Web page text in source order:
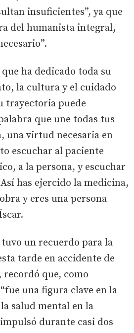
insuficientes”, ya que
del humanista integral,
ha dedicado toda su
la cultura y el cuidado
trayectoria puede
que une todas tus
una virtud necesaria en
escuchar al paciente
a la persona, y escuchar
has ejercido la medicina,
y eres una persona
un recuerdo para la
tarde en accidente de
recordó que, como
una figura clave en la
salud mental en la
durante casi dos